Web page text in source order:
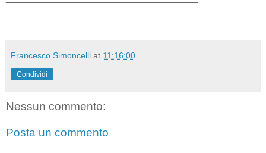
Francesco Simoncelli at 11:16:00
Condividi
Nessun commento:
Posta un commento